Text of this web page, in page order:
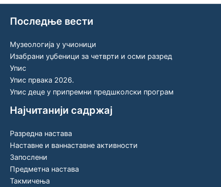
Последње вести
Музеологија у учионици
Изабрани уџбеници за четврти и осми разред
Упис
Упис првака 2026.
Упис деце у припремни предшколски програм
Најчитанији садржај
Разредна настава
Наставне и ваннаставне активности
Запослени
Предметна настава
Такмичења